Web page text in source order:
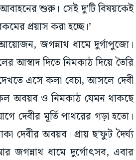
শুরু। সেই দু’টি বিষয়কেই
প্রয়াস করা হচ্ছে।’
জগন্নাথ ধামে দুর্গাপুজো।
আস্বাদ দিতে নিমকাঠ দিয়ে তৈরি
এসে কলা বেচা, আসলে দেবী
অবয়ব ও নিমকাঠ যেমন থাকছে
দেবীর মূর্তি পাথরের গড়া হতো।
দেবীর অবয়ব। প্রায় ছ’ফুট দৈর্ঘ্য
জগন্নাথ ধামে দুর্গোৎসব, এবার